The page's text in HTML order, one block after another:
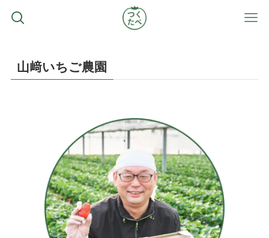
山﨑いちご農園